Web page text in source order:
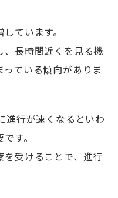
ています。
長時間近くを見る機
ている傾向がありま
進行が速くなるといわ
す。
を受けることで、進行